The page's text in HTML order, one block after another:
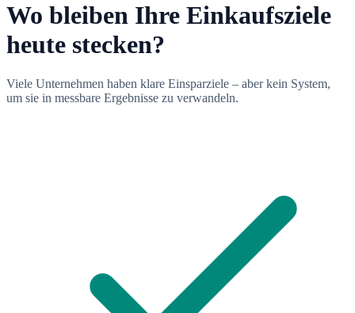
Wo bleiben Ihre Einkaufsziele
heute stecken?
Viele Unternehmen haben klare Einsparziele – aber kein System,
um sie in messbare Ergebnisse zu verwandeln.